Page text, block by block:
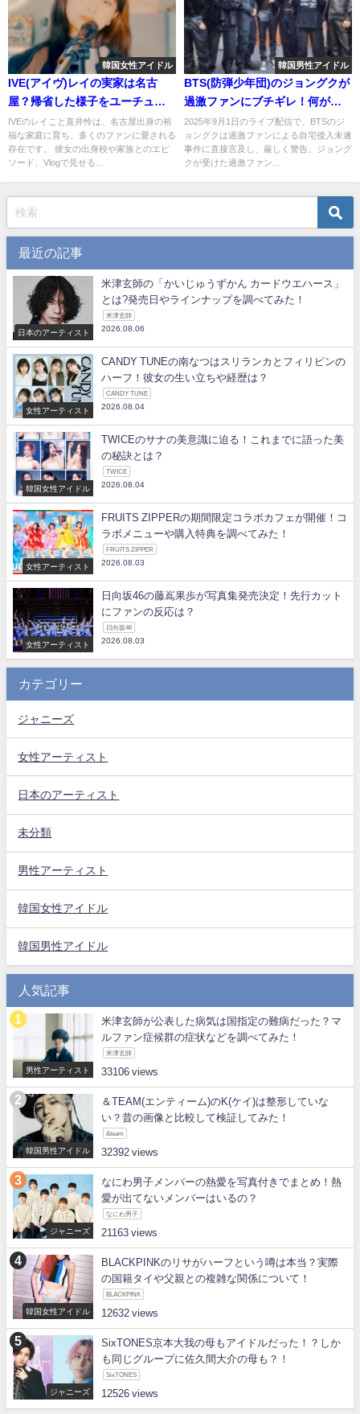
韓国女性アイドル
IVE(アイヴ)レイの実家は名古
屋？帰省した様子をユーチュー
ブでVlogも公開！
IVEのレイこと直井怜は、名古屋出身の裕
福な家庭に育ち、多くのファンに愛される
存在です。 彼女の出身校や家族とのエピ
ソード、Vlogで見せる...
韓国男性アイドル
BTS(防弾少年団)のジョングクが
過激ファンにブチギレ！何があ
った？
2025年9月1日のライブ配信で、BTSのジ
ョングクは過激ファンによる自宅侵入未遂
事件に直接言及し、厳しく警告。ジョング
クが受けた過激ファン...
最近の記事
日本のアーティスト
米津玄師の「かいじゅうずかん カードウエハース」
とは?発売日やラインナップを調べてみた！
米津玄師
2026.08.06
女性アーティスト
CANDY TUNEの南なつはスリランカとフィリピンの
ハーフ！彼女の生い立ちや経歴は？
CANDY TUNE
2026.08.04
韓国女性アイドル
TWICEのサナの美意識に迫る！これまでに語った美
の秘訣とは？
TWICE
2026.08.04
女性アーティスト
FRUITS ZIPPERの期間限定コラボカフェが開催！コ
ラボメニューや購入特典を調べてみた！
FRUITS ZIPPER
2026.08.03
女性アーティスト
日向坂46の藤嶌果歩が写真集発売決定！先行カット
にファンの反応は？
日向坂46
2026.08.03
カテゴリー
ジャニーズ
女性アーティスト
日本のアーティスト
未分類
男性アーティスト
韓国女性アイドル
韓国男性アイドル
人気記事
男性アーティスト
米津玄師が公表した病気は国指定の難病だった？マ
ルファン症候群の症状などを調べてみた！
米津玄師
33106
韓国男性アイドル
＆TEAM(エンティーム)のK(ケイ)は整形していな
い？昔の画像と比較して検証してみた！
&team
32392
ジャニーズ
なにわ男子メンバーの熱愛を写真付きでまとめ！熱
愛が出てないメンバーはいるの？
なにわ男子
21163
韓国女性アイドル
BLACKPINKのリサがハーフという噂は本当？実際
の国籍タイや父親との複雑な関係について！
BLACKPINK
12632
ジャニーズ
SixTONES京本大我の母もアイドルだった！？しか
も同じグループに佐久間大介の母も？！
SixTONES
12526